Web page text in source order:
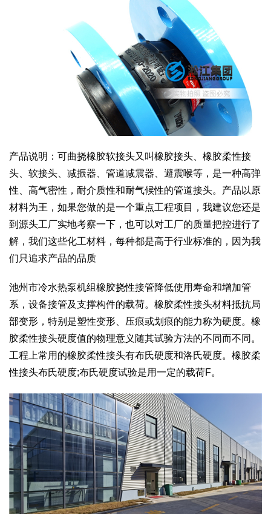
产品说明：可曲挠橡胶软接头又叫橡胶接头、橡胶柔性接
头、软接头、减振器、管道减震器、避震喉等，是一种高弹
性、高气密性，耐介质性和耐气候性的管道接头。产品以原
材料为王，如果您做的是一个重点工程项目，我建议您还是
到源头工厂实地考察一下，也可以对工厂的质量把控进行了
解，我们这些化工材料，每种都是高于行业标准的，因为我
们只追求产品的品质
池州市冷水热泵机组橡胶挠性接管降低使用寿命和增加管
系，设备接管及支撑构件的载荷。橡胶柔性接头材料抵抗局
部变形，特别是塑性变形、压痕或划痕的能力称为硬度。橡
胶柔性接头硬度值的物理意义随其试验方法的不同而不同。
工程上常用的橡胶柔性接头有布氏硬度和洛氏硬度。橡胶柔
性接头布氏硬度;布氏硬度试验是用一定的载荷F。